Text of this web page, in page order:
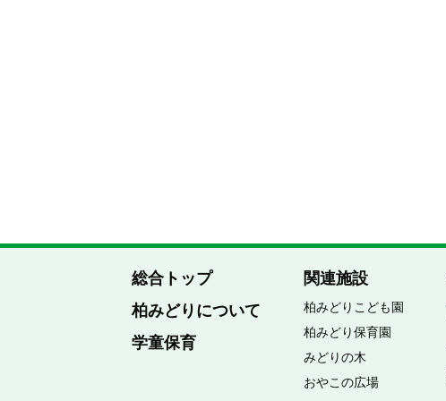
総合トップ
柏みどりについて
学童保育
関連施設
柏みどりこども園
柏みどり保育園
みどりの木
おやこの広場